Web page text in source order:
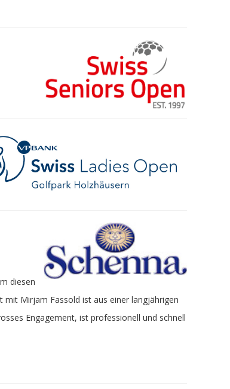
diesen
Mirjam Fassold ist aus einer langjährigen
Engagement, ist professionell und schnell